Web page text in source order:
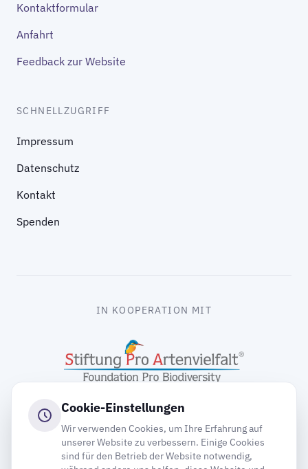
Kontaktformular
Anfahrt
Feedback zur Website
SCHNELLZUGRIFF
Impressum
Datenschutz
Kontakt
Spenden
IN KOOPERATION MIT
Cookie-Einstellungen
Wir verwenden Cookies, um Ihre Erfahrung auf
unserer Website zu verbessern. Einige Cookies
sind für den Betrieb der Website notwendig,